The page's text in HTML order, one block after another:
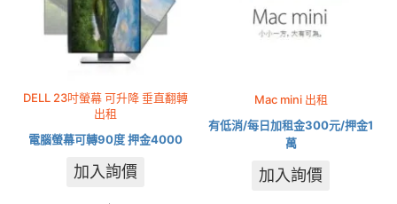
DELL 23吋螢幕 可升降 垂直翻轉
出租
電腦螢幕可轉90度 押金4000
加入詢價
Mac mini 出租
有低消/每日加租金300元/押金1
萬
加入詢價